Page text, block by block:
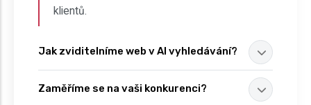
klientů.
Jak zviditelníme web v AI vyhledávání?
Zaměříme se na vaši konkurenci?